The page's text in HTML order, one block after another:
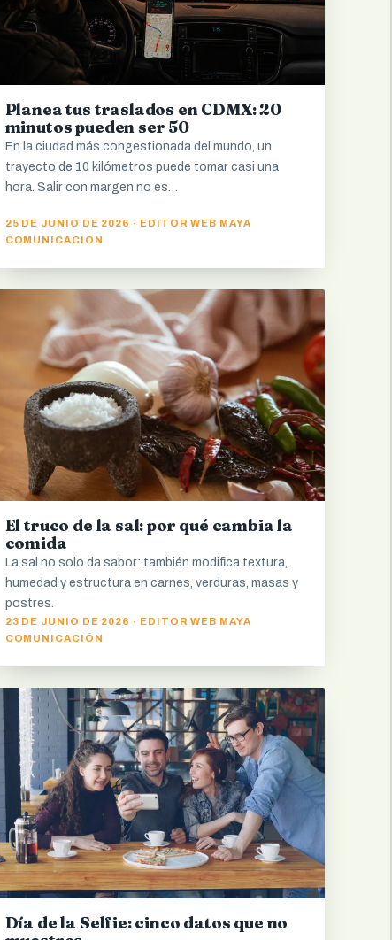
Planea tus traslados en CDMX: 20
minutos pueden ser 50
En la ciudad más congestionada del mundo, un
trayecto de 10 kilómetros puede tomar casi una
hora. Salir con margen no es…
25 DE JUNIO DE 2026 · EDITOR WEB MAYA
COMUNICACIÓN
El truco de la sal: por qué cambia la
comida
La sal no solo da sabor: también modifica textura,
humedad y estructura en carnes, verduras, masas y
postres.
23 DE JUNIO DE 2026 · EDITOR WEB MAYA
COMUNICACIÓN
Día de la Selfie: cinco datos que no